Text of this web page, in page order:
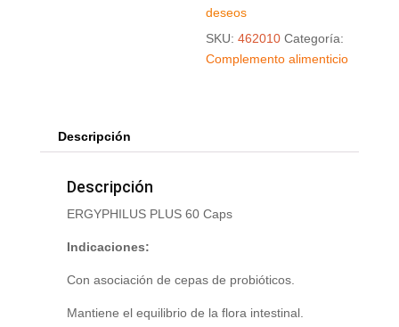
deseos
SKU:462010 Categoría:
Complemento alimenticio
Descripción
Descripción
ERGYPHILUS PLUS 60 Caps
Indicaciones:
Con asociación de cepas de probióticos.
Mantiene el equilibrio de la flora intestinal.